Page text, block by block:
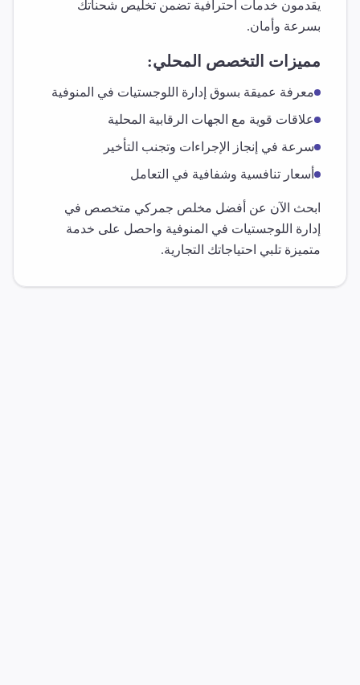
يقدمون خدمات احترافية تضمن تخليص شحناتك
بسرعة وأمان.
مميزات التخصص المحلي:
معرفة عميقة بسوق إدارة اللوجستيات في المنوفية
علاقات قوية مع الجهات الرقابية المحلية
سرعة في إنجاز الإجراءات وتجنب التأخير
أسعار تنافسية وشفافية في التعامل
ابحث الآن عن أفضل مخلص جمركي متخصص في
إدارة اللوجستيات في المنوفية واحصل على خدمة
متميزة تلبي احتياجاتك التجارية.